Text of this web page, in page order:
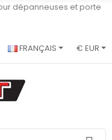
dépanneuses et porte
FRANÇAIS € EUR